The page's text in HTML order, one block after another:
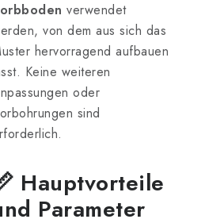
verwendet
von dem aus sich das
hervorragend aufbauen
Keine weiteren
oder
sind
Hauptvorteile
Parameter